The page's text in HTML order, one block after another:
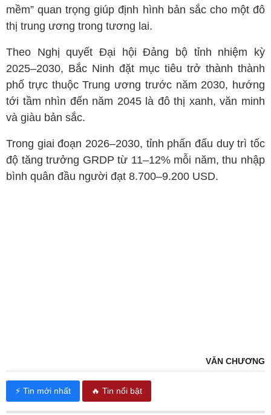
mềm” quan trọng giúp định hình bản sắc cho một đô
thị trung ương trong tương lai.
Theo Nghị quyết Đại hội Đảng bộ tỉnh nhiệm kỳ
2025–2030, Bắc Ninh đặt mục tiêu trở thành thành
phố trực thuộc Trung ương trước năm 2030, hướng
tới tầm nhìn đến năm 2045 là đô thị xanh, văn minh
và giàu bản sắc.
Trong giai đoạn 2026–2030, tỉnh phấn đấu duy trì tốc
độ tăng trưởng GRDP từ 11–12% mỗi năm, thu nhập
bình quân đầu người đạt 8.700–9.200 USD.
VĂN CHƯƠNG
⚡ Tin mới nhất 🔥 Tin nổi bật